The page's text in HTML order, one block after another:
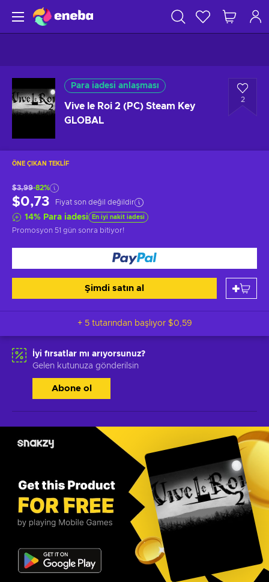
Para iadesi anlaşması
Vive le Roi 2 (PC) Steam Key
GLOBAL
2
ÖNE ÇIKAN TEKLIF
$3,99-82%
$0,73 Fiyat son değil değildir
14% Para iadesi En iyi nakit iadesi
Promosyon 51 gün sonra bitiyor!
Şimdi satın al
+ 5 tutarından başlıyor $0,59
İyi fırsatlar mı arıyorsunuz?
Gelen kutunuza gönderilsin
Abone ol